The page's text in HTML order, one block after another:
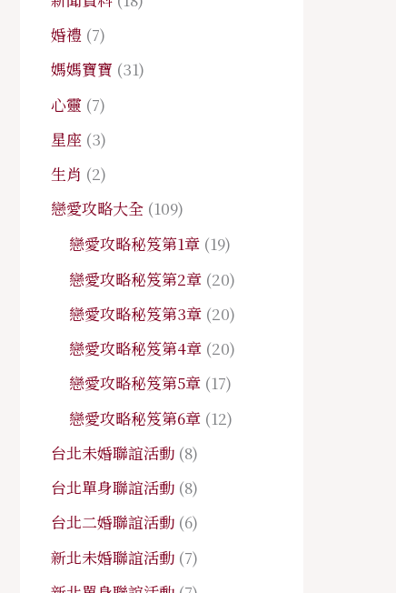
婚禮 (7)
媽媽寶寶 (31)
心靈 (7)
星座 (3)
生肖 (2)
戀愛攻略大全 (109)
戀愛攻略秘笈第1章 (19)
戀愛攻略秘笈第2章 (20)
戀愛攻略秘笈第3章 (20)
戀愛攻略秘笈第4章 (20)
戀愛攻略秘笈第5章 (17)
戀愛攻略秘笈第6章 (12)
台北未婚聯誼活動 (8)
台北單身聯誼活動 (8)
台北二婚聯誼活動 (6)
新北未婚聯誼活動 (7)